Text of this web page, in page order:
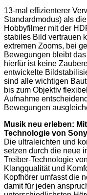
13-mal effizienterer
Standardmodus) als
Hobbyfilmer mit der
stabiles Bild vertrauen
extremen Zooms, bei
Bewegungen bleibt
hierfür ist keine
entwickelte
sind alle wichtigen
bis zum Objektiv
Aufnahme
Bewegungen
Musik neu erleben:
Technologie von Sony
Die ultraleichten und
setzen durch die neue
Treiber-Technologie
Klangqualität und
Kopfhörer umfasst die
damit für jeden